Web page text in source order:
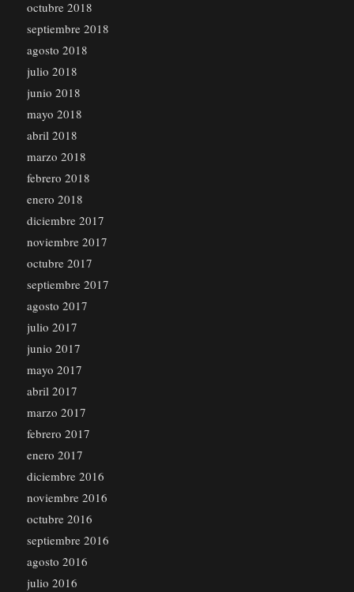
octubre 2018
septiembre 2018
agosto 2018
julio 2018
junio 2018
mayo 2018
abril 2018
marzo 2018
febrero 2018
enero 2018
diciembre 2017
noviembre 2017
octubre 2017
septiembre 2017
agosto 2017
julio 2017
junio 2017
mayo 2017
abril 2017
marzo 2017
febrero 2017
enero 2017
diciembre 2016
noviembre 2016
octubre 2016
septiembre 2016
agosto 2016
julio 2016